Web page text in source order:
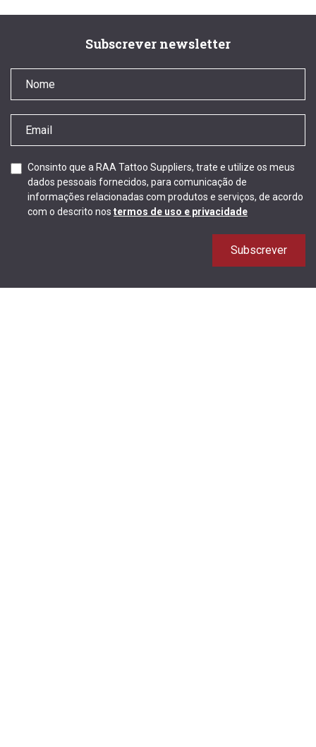
Subscrever newsletter
Consinto que a RAA Tattoo Suppliers, trate e utilize os meus
dados pessoais fornecidos, para comunicação de
informações relacionadas com produtos e serviços, de acordo
com o descrito nos termos de uso e privacidade
Subscrever